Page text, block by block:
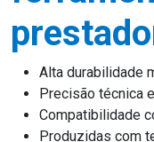
Alta durabilidade
Precisão técnica
Compatibilidade
Produzidas com